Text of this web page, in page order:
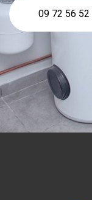
09 72 56 52